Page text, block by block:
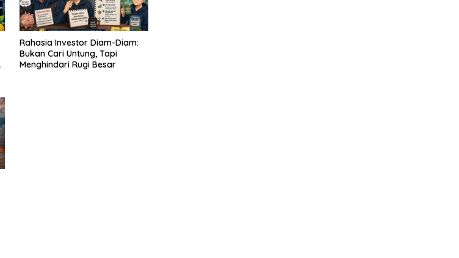
Rahasia Investor Diam-Diam:
Bukan Cari Untung, Tapi
Menghindari Rugi Besar